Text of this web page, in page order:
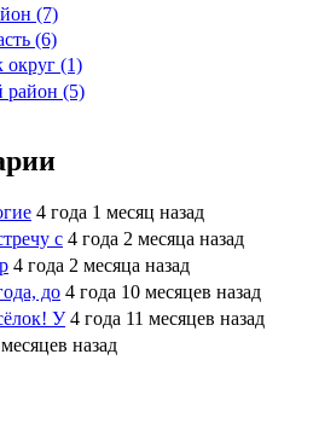
(7)
(6)
округ (1)
район (5)
4 года 1 месяц назад
с 4 года 2 месяца назад
4 года 2 месяца назад
до 4 года 10 месяцев назад
У 4 года 11 месяцев назад
назад